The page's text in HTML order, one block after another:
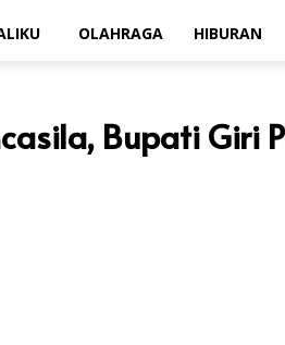
OLAHRAGA HIBURAN
Bupati Giri